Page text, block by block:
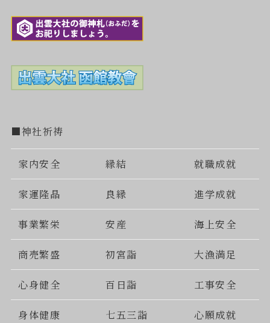
■神社祈祷
家内安全 縁結 就職成就
家運隆晶 良縁 進学成就
事業繁栄 安産 海上安全
商売繁盛 初宮詣 大漁満足
心身健全 百日詣 工事安全
身体健康 七五三詣 心願成就